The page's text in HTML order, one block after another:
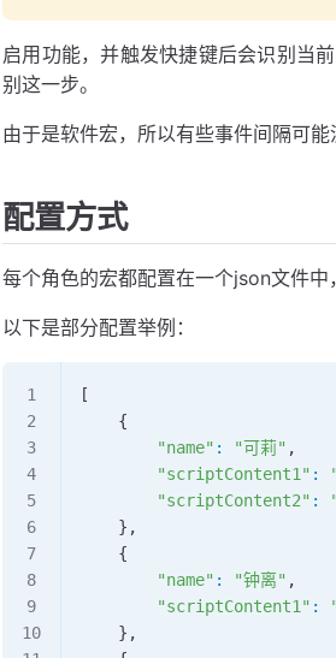
启用功能，并触发快捷键后会识别当
别这一步。
由于是软件宏，所以有些事件间隔可能
配置方式
每个角色的宏都配置在一个json文件中
以下是部分配置举例：
[
    {
        "name"
: "可莉" ,
        "scriptContent1"
:
        "scriptContent2"
:
    },
    {
        "name"
: "钟离" ,
        "scriptContent1"
:
    },